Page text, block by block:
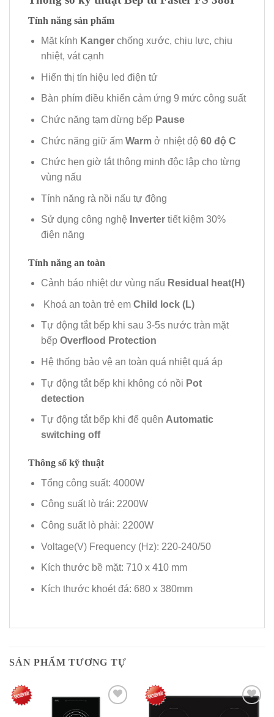
Tính năng sản phẩm
Mặt kính Kangerchống xước, chịu lực, chịu
nhiệt, vát cạnh
Hiển thị tín hiệu led điện tử
Bàn phím điều khiển cảm ứng 9 mức công suất
Chức năng tạm dừng bếp Pause
Chức năng giữ ấm Warmở nhiệt độ 60 độ C
Chức hẹn giờ tắt thông minh độc lập cho từng
vùng nấu
Tính năng rà nồi nấu tự động
Sử dụng công nghệ Invertertiết kiệm 30%
điện năng
Tính năng an toàn
Cảnh báo nhiệt dư vùng nấu Residual heat(H)
Khoá an toàn trẻ em Child lock (L)
Tự động tắt bếp khi sau 3-5s nước tràn mặt
bếp Overflood Protection
Hệ thống bảo vệ an toàn quá nhiệt quá áp
Tự động tắt bếp khi không có nồi Pot
detection
Tự động tắt bếp khi để quên Automatic
switching off
Thông số kỹ thuật
Tổng công suất: 4000W
Công suất lò trái: 2200W
Công suất lò phải: 2200W
Voltage(V) Frequency (Hz): 220-240/50
Kích thước bề mặt: 710 x 410 mm
Kích thước khoét đá: 680 x 380mm
SẢN PHẨM TƯƠNG TỰ